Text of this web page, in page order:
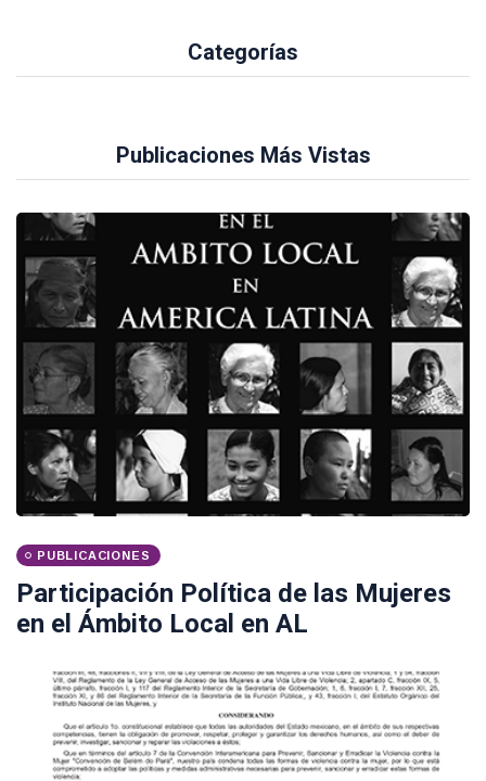
Categorías
Publicaciones Más Vistas
PUBLICACIONES
Participación Política de las Mujeres
en el Ámbito Local en AL